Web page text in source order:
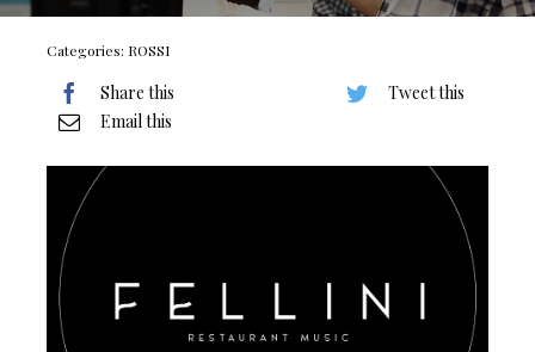
Categories: ROSSI
Share this
Tweet this
Email this